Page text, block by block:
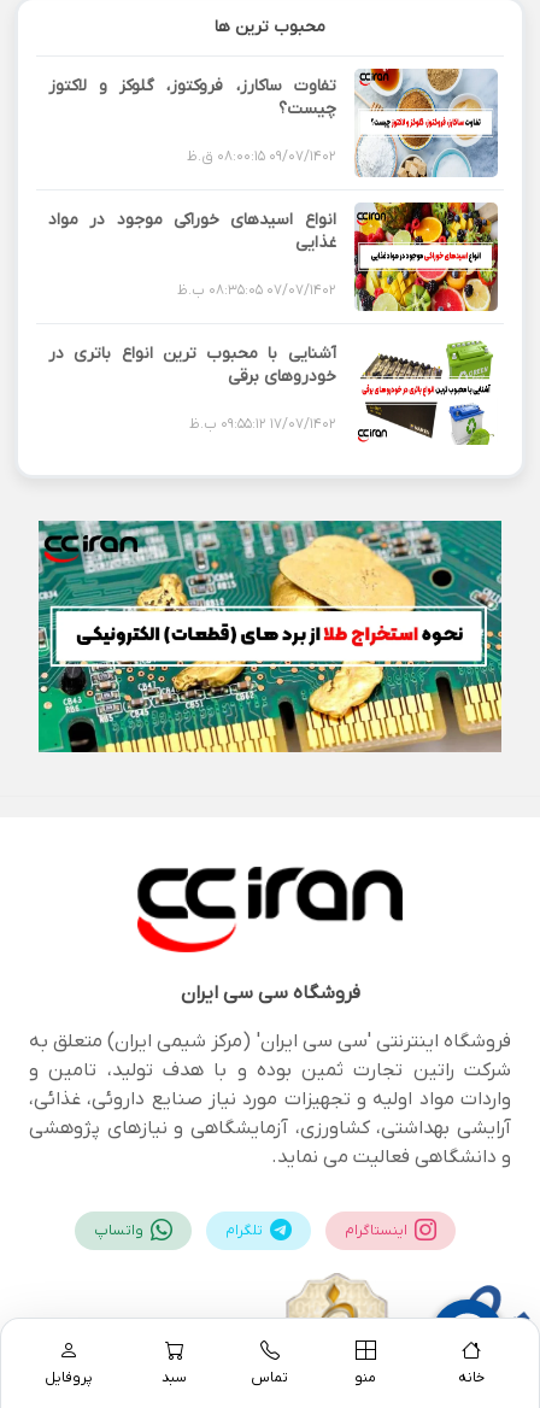
خانه منو تماس سبد پروفایل
محبوب ترین ها
تفاوت ساکارز، فروکتوز، گلوکز و لاکتوز
چیست؟
09/07/1402 08:00:15 ق.ظ
انواع اسیدهای خوراکی موجود در مواد
غذایی
07/07/1402 08:35:05 ب.ظ
آشنایی با محبوب ترین انواع باتری در
خودروهای برقی
17/07/1402 09:55:12 ب.ظ
فروشگاهسی سی ایران
فروشگاه اینترنتی 'سی سی ایران' (مرکز شیمی ایران) متعلق به
شرکت راتین تجارت ثمین بوده و با هدف تولید، تامین و
واردات مواد اولیه و تجهیزات مورد نیاز صنایع داروئی، غذائی،
آرایشی بهداشتی، کشاورزی، آزمایشگاهی و نیازهای پژوهشی
و دانشگاهی فعالیت می نماید.
اینستاگرام تلگرام واتساپ